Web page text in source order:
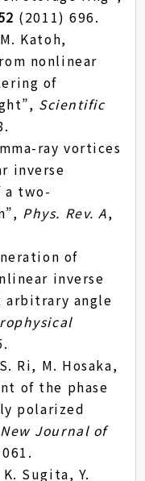
(2011) 696.
Katoh,
nonlinear
of
Scientific
ray vortices
inverse
a two-
Phys. Rev. A,
of
inverse
arbitrary angle
Ri, M. Hosaka,
of the phase
polarized
New Journal of
Sugita, Y.